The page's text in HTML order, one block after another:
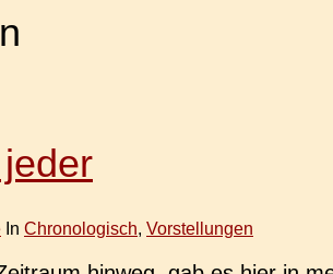
In Chronologisch, Vorstellungen